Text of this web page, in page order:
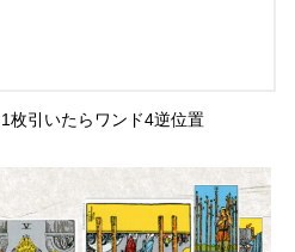
枚引いたらワンド4逆位置